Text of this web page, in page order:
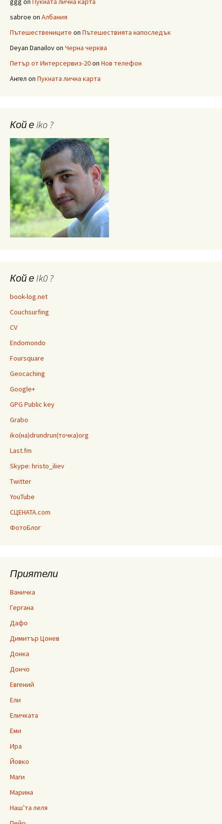
sabroe on Албания
Пътешествениците on Пътешествията напоследък
Deyan Danailovon Черна черква
Петър от Интерсервиз-20on Нов телефон
Ангел on Пукната лична карта
Кой е iko ?
Кой е Ik0 ?
book-log.net
Couchsurfing
CV
Endomondo
Foursquare
Geocaching
Google+
GPG Public key
Grabo
iko(на)drundrun(точка)org
Last.fm
Skype: hristo_iliev
Twitter
YouTube
СЦЕНАТА.com
ФотоБлог
Приятели
Ваничка
Гергана
Дафо
Димитър Цонев
Донка
Дончо
Евгений
Ели
Еличката
Еми
Ира
Йовко
Маги
Марина
Наш’та леля